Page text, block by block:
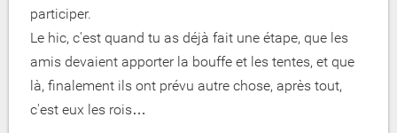
participer.
Le hic, c'est quand tu as déjà fait une étape, que les
amis devaient apporter la bouffe et les tentes, et que
là, finalement ils ont prévu autre chose, après tout,
c'est eux les rois…